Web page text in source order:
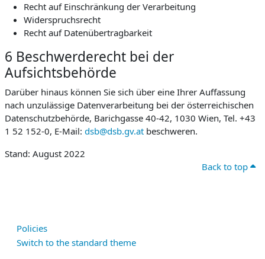
Recht auf Einschränkung der Verarbeitung
Widerspruchsrecht
Recht auf Datenübertragbarkeit
6 Beschwerderecht bei der
Aufsichtsbehörde
Darüber hinaus können Sie sich über eine Ihrer Auffassung
nach unzulässige Datenverarbeitung bei der österreichischen
Datenschutzbehörde, Barichgasse 40-42, 1030 Wien, Tel. +43
1 52 152-0, E-Mail: dsb@dsb.gv.at beschweren.
Stand: August 2022
Back to top
Policies
Switch to the standard theme